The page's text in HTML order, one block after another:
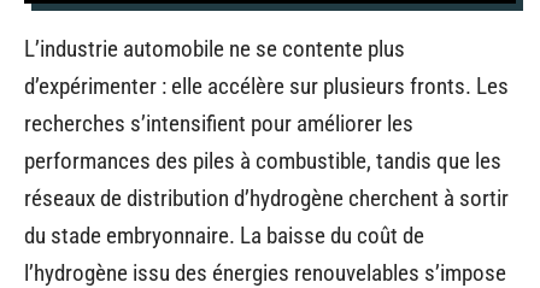
L’industrie automobile ne se contente plus
d’expérimenter : elle accélère sur plusieurs fronts. Les
recherches s’intensifient pour améliorer les
performances des piles à combustible, tandis que les
réseaux de distribution d’hydrogène cherchent à sortir
du stade embryonnaire. La baisse du coût de
l’hydrogène issu des énergies renouvelables s’impose